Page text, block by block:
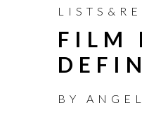
FILM
BY